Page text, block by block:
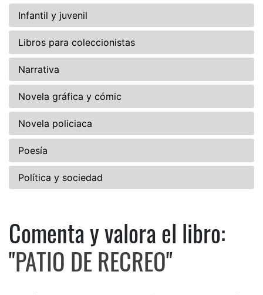
Infantil y juvenil
Libros para coleccionistas
Narrativa
Novela gráfica y cómic
Novela policiaca
Poesía
Política y sociedad
Comenta y valora el libro:
Comenta y valora el libro:
"PATIO DE RECREO"